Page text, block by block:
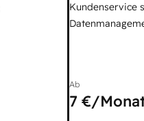
Kundenservice
Ab
7 €/